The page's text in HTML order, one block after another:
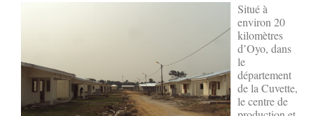
Situé à
environ 20
kilomètres
d’Oyo, dans
le
département
de la Cuvette,
le centre de